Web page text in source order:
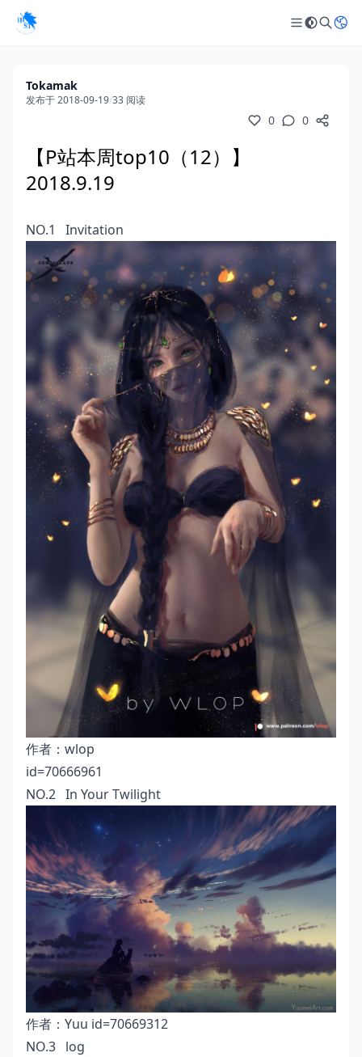
Tokamak
发布于 2018-09-19/33 阅读
0 0
【P站本周top10（12）】
2018.9.19
NO.1 Invitation
作者： wlop
id=70666961
NO.2 In Your Twilight
作者： Yuu id=70669312
NO.3 log